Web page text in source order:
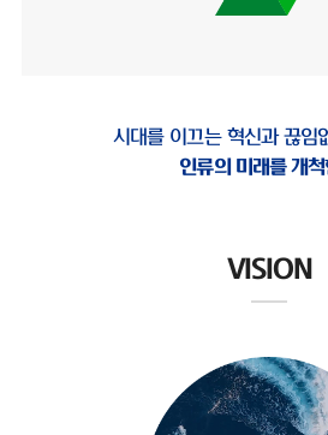
시대를 이끄는 혁신과 끊임
인류의 미래를 개척
VISION